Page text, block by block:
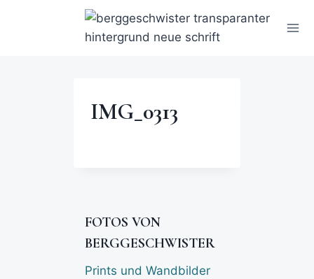
IMG_0313
FOTOS VON
BERGGESCHWISTER
Prints und Wandbilder